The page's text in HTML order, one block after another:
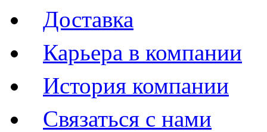
Доставка
Карьера в компании
История компании
Связаться с нами